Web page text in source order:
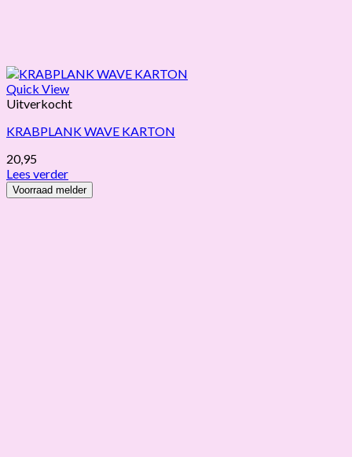
Quick View
Uitverkocht
KRABPLANK WAVE KARTON
20,95
Lees verder
Voorraad melder